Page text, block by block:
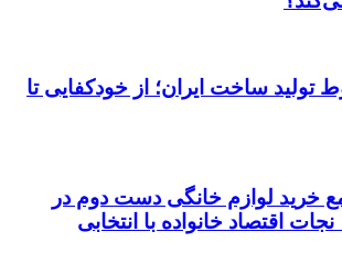
تولید ساخت ایران؛ از خودکفایی تا
خرید لوازم خانگی دست دوم در
اقتصاد خانواده با انتخابی